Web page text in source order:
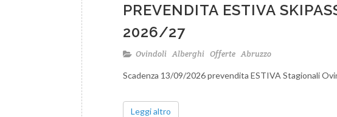
PREVENDITA ESTIVA
2026/27
Ovindoli Alberghi Offerte Abruzzo
Scadenza 13/09/2026 prevendita ESTIVA Stagionali
Leggi altro